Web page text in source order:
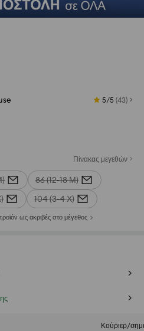
5/5 (43)
Πίνακας μεγεθών
86 (12-18 Μ)
104 (3-4 Χ)
ως ακριβές στο μέγεθος
Κούριερ/